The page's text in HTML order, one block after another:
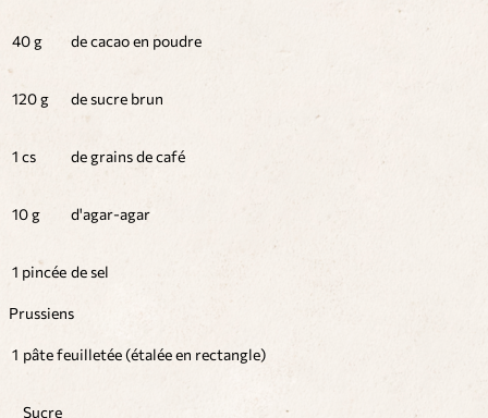
40 g de cacao en poudre
120 g de sucre brun
1 cs de grains de café
10 g d'agar-agar
1 pincée de sel
Prussiens
1 pâte feuilletée (étalée en rectangle)
Sucre